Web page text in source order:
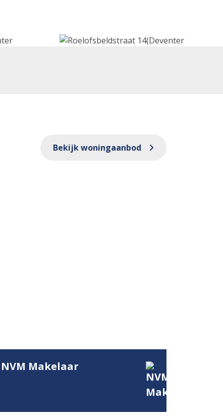
Bekijk woningaanbod
NVM Makelaar